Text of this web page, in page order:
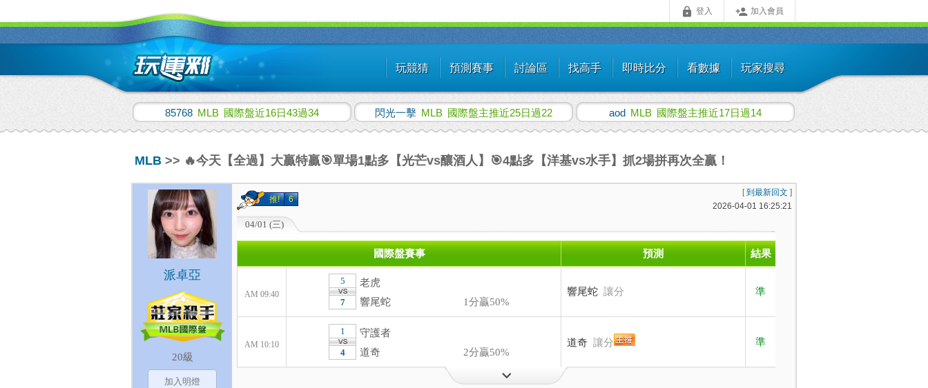
玩競猜 預測賽事 討論區 找高手 即時比分 看數據 玩家搜尋
 登入  加入會員
85768 MLB 國際盤近16日43過34 閃光一擊 MLB 國際盤主推近25日過22 aod MLB 國際盤主推近17日過14
MLB >> 🔥今天【全過】大贏特贏🎯單場1點多【光芒vs釀酒人】🎯4點多【洋基vs水手】抓2場拼再次全贏！
派卓亞
20級
加入明燈
[到最新回文 ]
2026-04-01 16:25:21
推! 6
04/01 (三)
國際盤賽事 預測 結果
AM 09:40
5
7
老虎
響尾蛇
1分贏50%
響尾蛇 讓分 準
AM 10:10
1
4
守護者
道奇
2分贏50%
道奇 讓分 準